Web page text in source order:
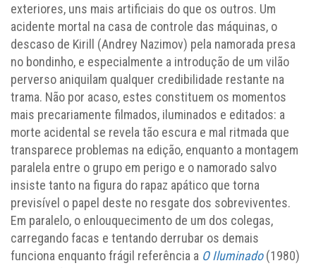
exteriores, uns mais artificiais do que os outros. Um
acidente mortal na casa de controle das máquinas, o
descaso de Kirill (Andrey Nazimov) pela namorada presa
no bondinho, e especialmente a introdução de um vilão
perverso aniquilam qualquer credibilidade restante na
trama. Não por acaso, estes constituem os momentos
mais precariamente filmados, iluminados e editados: a
morte acidental se revela tão escura e mal ritmada que
transparece problemas na edição, enquanto a montagem
paralela entre o grupo em perigo e o namorado salvo
insiste tanto na figura do rapaz apático que torna
previsível o papel deste no resgate dos sobreviventes.
Em paralelo, o enlouquecimento de um dos colegas,
carregando facas e tentando derrubar os demais
funciona enquanto frágil referência a O Iluminado(1980)